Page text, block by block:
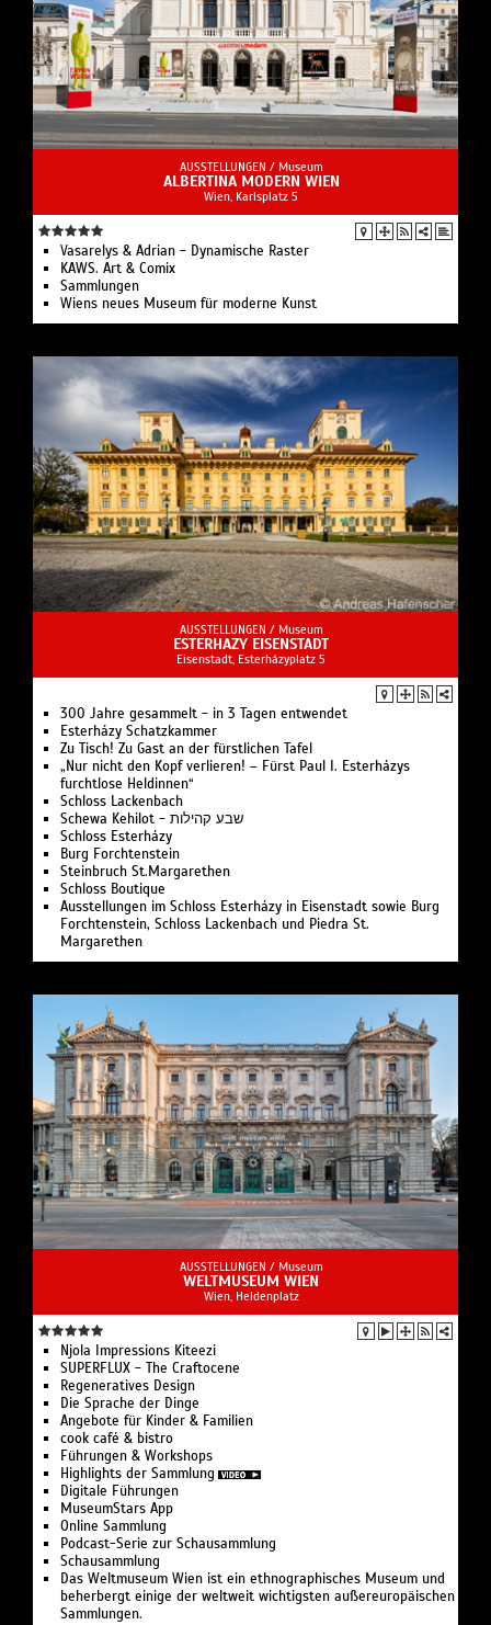
AUSSTELLUNGEN / Museum
ALBERTINA MODERN WIEN
Wien, Karlsplatz 5
Vasarelys & Adrian - Dynamische Raster
KAWS. Art & Comix
Sammlungen
Wiens neues Museum für moderne Kunst
AUSSTELLUNGEN / Museum
ESTERHAZY EISENSTADT
Eisenstadt, Esterházyplatz 5
300 Jahre gesammelt - in 3 Tagen entwendet
Esterházy Schatzkammer
Zu Tisch! Zu Gast an der fürstlichen Tafel
„Nur nicht den Kopf verlieren! – Fürst Paul I. Esterházys
furchtlose Heldinnen“
Schloss Lackenbach
Schewa Kehilot - שבע קהילות
Schloss Esterházy
Burg Forchtenstein
Steinbruch St.Margarethen
Schloss Boutique
Ausstellungen im Schloss Esterházy in Eisenstadt sowie Burg
Forchtenstein, Schloss Lackenbach und Piedra St.
Margarethen
AUSSTELLUNGEN / Museum
WELTMUSEUM WIEN
Wien, Heldenplatz
Njola Impressions Kiteezi
SUPERFLUX - The Craftocene
Regeneratives Design
Die Sprache der Dinge
Angebote für Kinder & Familien
cook café & bistro
Führungen & Workshops
Highlights der Sammlung
Digitale Führungen
MuseumStars App
Online Sammlung
Podcast-Serie zur Schausammlung
Schausammlung
Das Weltmuseum Wien ist ein ethnographisches Museum und
beherbergt einige der weltweit wichtigsten außereuropäischen
Sammlungen.